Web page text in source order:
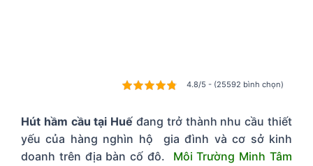
4.8/5 - (25592 bình chọn)
Hút hầm cầu tại Huế đang trở thành nhu cầu thiết
yếu của hàng nghìn hộ gia đình và cơ sở kinh
doanh trên địa bàn cố đô. Môi Trường Minh Tâm